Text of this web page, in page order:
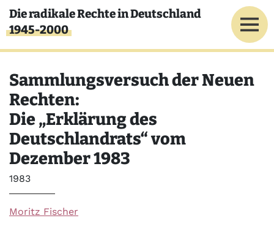
Direkt zum Inhalt
Die radikale Rechte in Deutschland
1945-2000
Sammlungsversuch der Neuen
Rechten:
Die „Erklärung des
Deutschlandrats“ vom
Dezember 1983
Jahr
1983
Moritz Fischer